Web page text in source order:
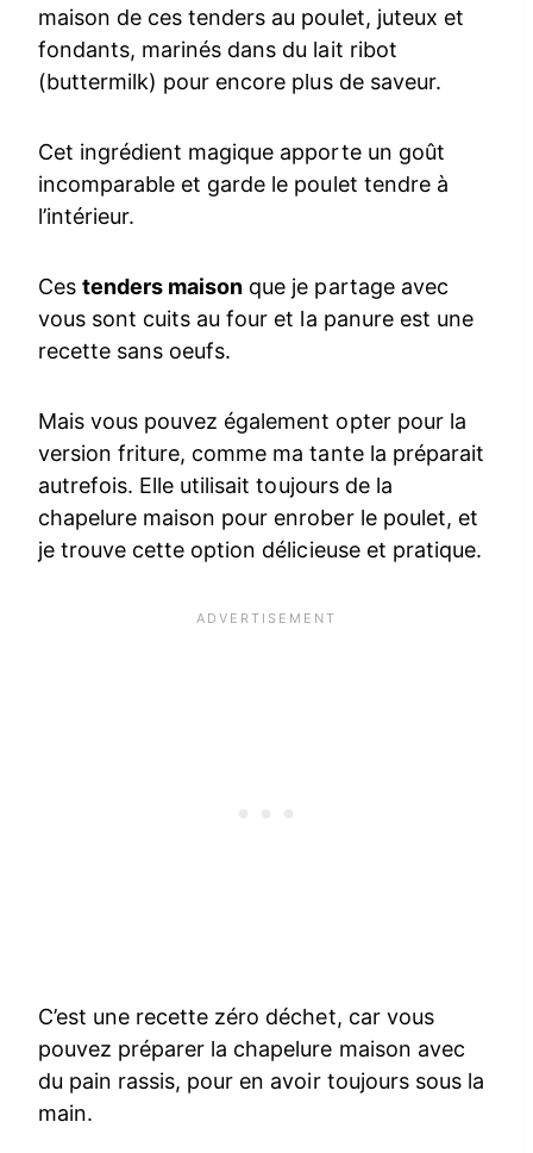
maison de ces tenders au poulet, juteux et
fondants, marinés dans du lait ribot
(buttermilk) pour encore plus de saveur.
Cet ingrédient magique apporte un goût
incomparable et garde le poulet tendre à
l’intérieur.
Cestenders maison que je partage avec
vous sont cuits au four et la panure est une
recette sans oeufs.
Mais vous pouvez également opter pour la
version friture, comme ma tante la préparait
autrefois. Elle utilisait toujours de la
chapelure maison pour enrober le poulet, et
je trouve cette option délicieuse et pratique.
C’est une recette zéro déchet, car vous
pouvez préparer la chapelure maison avec
du pain rassis, pour en avoir toujours sous la
main.